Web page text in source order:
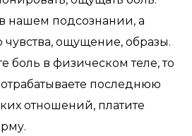
нашем подсознании, а
чувства, ощущение, образы.
боль в физическом теле, то
отрабатываете последнюю
отношений, платите